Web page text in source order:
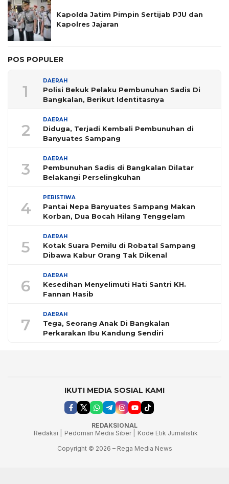
Kapolda Jatim Pimpin Sertijab PJU dan
Kapolres Jajaran
POS POPULER
1
DAERAH
Polisi Bekuk Pelaku Pembunuhan Sadis Di
Bangkalan, Berikut Identitasnya
2
DAERAH
Diduga, Terjadi Kembali Pembunuhan di
Banyuates Sampang
3
DAERAH
Pembunuhan Sadis di Bangkalan Dilatar
Belakangi Perselingkuhan
4
PERISTIWA
Pantai Nepa Banyuates Sampang Makan
Korban, Dua Bocah Hilang Tenggelam
5
DAERAH
Kotak Suara Pemilu di Robatal Sampang
Dibawa Kabur Orang Tak Dikenal
6
DAERAH
Kesedihan Menyelimuti Hati Santri KH.
Fannan Hasib
7
DAERAH
Tega, Seorang Anak Di Bangkalan
Perkarakan Ibu Kandung Sendiri
IKUTI MEDIA SOSIAL KAMI
REDAKSIONAL
Redaksi |
Pedoman Media Siber |
Kode Etik Jurnalistik
Copyright © 2026 – Rega Media News